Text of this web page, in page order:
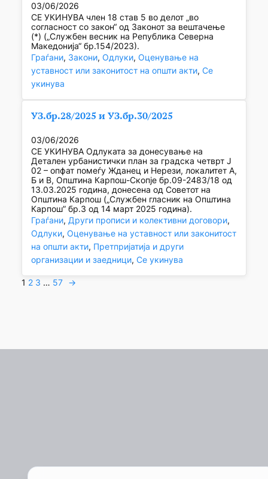
03/06/2026
СЕ УКИНУВА член 18 став 5 во делот „во
согласност со закон“ од Законот за вештачење
(*) („Службен весник на Република Северна
Македонија“ бр.154/2023).
Граѓани, Закони, Одлуки, Оценување на
уставност или законитост на општи акти, Се
укинува
УЗ.бр.28/2025 и УЗ.бр.30/2025
03/06/2026
СЕ УКИНУВА Одлуката за донесување на
Детален урбанистички план за градска четврт Ј
02 – опфат помеѓу Жданец и Нерези, локалитет А,
Б и В, Општина Карпош-Скопје бр.09-2483/18 од
13.03.2025 година, донесена од Советот на
Општина Карпош („Службен гласник на Општина
Карпош” бр.3 од 14 март 2025 година).
Граѓани, Други прописи и колективни договори
Одлуки, Оценување на уставност или законитост
на општи акти, Претпријатија и други
организации и заедници, Се укинува
1 2 3 … 57 →